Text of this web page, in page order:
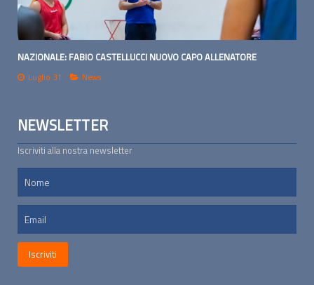
NAZIONALE: FABIO CASTELLUCCI NUOVO CAPO ALLENATORE
Luglio 31 News
NEWSLETTER
Iscriviti alla nostra newsletter